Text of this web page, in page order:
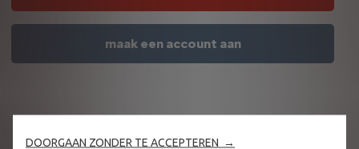
maak een account aan
DOORGAAN ZONDER TE ACCEPTEREN →